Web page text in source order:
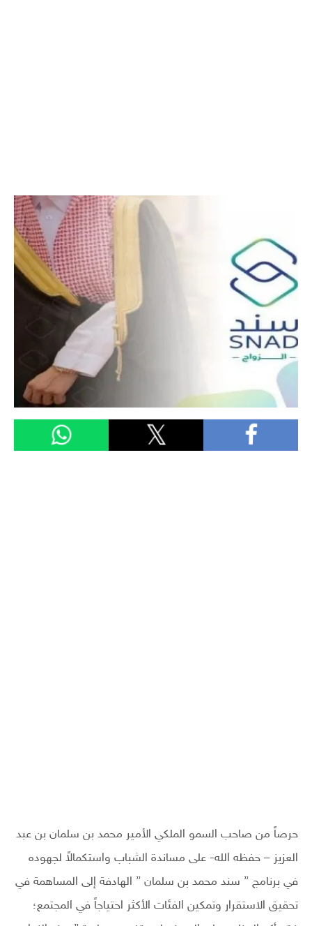
حرصاً من صاحب السمو الملكي الأمير محمد بن سلمان بن عبد
العزيز – حفظه الله- على مساندة الشباب واستكمالاً لجهوده
في برنامج ” سند محمد بن سلمان ” الهادفة إلى المساهمة في
تحقيق الاستقرار وتمكين الفئات الأكثر احتياجاً في المجتمع؛